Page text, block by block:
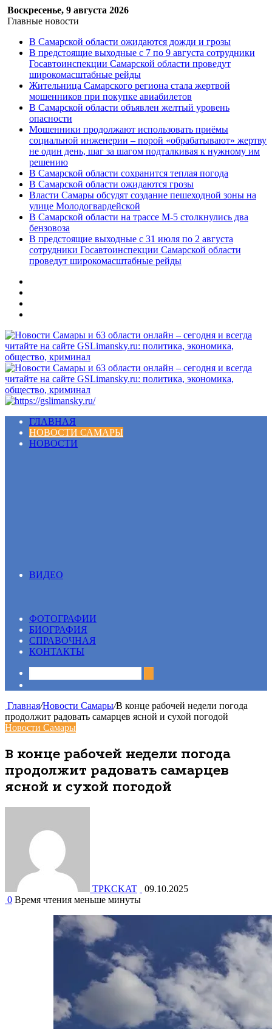
Воскресенье, 9 августа 2026
Главные новости
В Самарской области ожидаются дожди и грозы
В предстоящие выходные с 7 по 9 августа сотрудники
Госавтоинспекции Самарской области проведут
широкомасштабные рейды
Жительница Самарского региона стала жертвой
мошенников при покупке авиабилетов
В Самарской области объявлен желтый уровень
опасности
Мошенники продолжают использовать приёмы
социальной инженерии – порой «обрабатывают» жертву
не один день, шаг за шагом подталкивая к нужному им
решению
В Самарской области сохранится теплая погода
В Самарской области ожидаются грозы
Власти Самары обсудят создание пешеходной зоны на
улице Молодогвардейской
В Самарской области на трассе М-5 столкнулись два
бензовоза
В предстоящие выходные с 31 июля по 2 августа
сотрудники Госавтоинспекции Самарской области
проведут широкомасштабные рейды
Меню
ГЛАВНАЯ
НОВОСТИ САМАРЫ
НОВОСТИ
ВИДЕО
ФОТОГРАФИИ
БИОГРАФИЯ
СПРАВОЧНАЯ
КОНТАКТЫ
Главная/Новости Самары/В конце рабочей недели погода
продолжит радовать самарцев ясной и сухой погодой
Новости Самары
В конце рабочей недели погода
продолжит радовать самарцев
ясной и сухой погодой
TPKCKAT
09.10.2025
0 Время чтения меньше минуты